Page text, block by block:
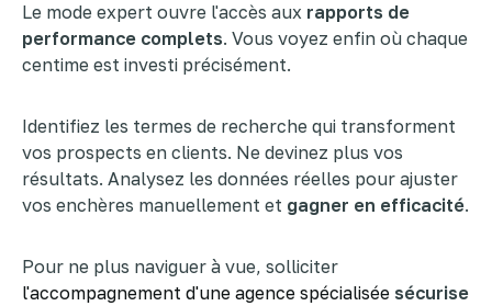
Le mode expert ouvre l'accès aux rapports de
performance complets. Vous voyez enfin où chaque
centime est investi précisément.
Identifiez les termes de recherche qui transforment
vos prospects en clients. Ne devinez plus vos
résultats. Analysez les données réelles pour ajuster
vos enchères manuellement et gagner en efficacité.
Pour ne plus naviguer à vue, solliciter
l'accompagnement d'une agence spécialisée sécurise